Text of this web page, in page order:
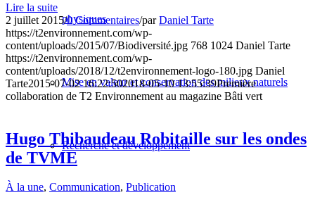
physiques
Mise en valeur et conservation des milieux naturels
Recherche et développement
Lire la suite
2 juillet 2015/0 Commentaires/parDaniel Tarte
https://t2environnement.com/wp-
content/uploads/2015/07/Biodiversité.jpg 768 1024 Daniel Tarte
https://t2environnement.com/wp-
content/uploads/2018/12/t2environnement-logo-180.jpg Daniel
Tarte2015-07-02 16:22:502018-05-10 13:55:39Première
collaboration de T2 Environnement au magazine Bâti vert
Hugo Thibaudeau Robitaille sur les ondes
de TVME
À la une, Communication, Publication